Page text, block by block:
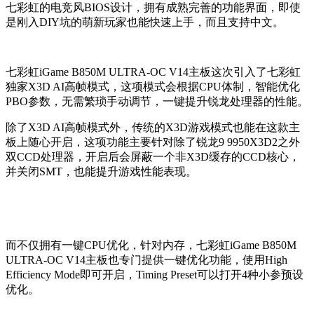
七彩虹的电竞风BIOS设计，拥有成熟完善的功能界面，即使
是刚入DIY坑的萌新玩家也能快速上手，而且支持中文。
七彩虹iGame B850M ULTRA-OC V14主板这次引入了七彩虹
独家X3D AI高帧模式，这项模式会根据CPU体制，智能优化
PBO参数，无需繁琐手动调节，一键提升锐龙处理器的性能。
除了X3D AI高帧模式外，传统的X3D游戏模式也能在这款主
板上随心开启，这项功能主要针对除了锐龙9 9950X3D2之外
双CCD处理器，开启后会屏蔽一个非X3D缓存的CCD核心，
并关闭SMT，也能提升游戏性能表现。
而不仅拥有一键CPU优化，针对内存，七彩虹iGame B850M
ULTRA-OC V14主板也专门提供一键优化功能，使用High
Efficiency Mode即可开启，Timing Preset可以打开4种小参预设
优化。